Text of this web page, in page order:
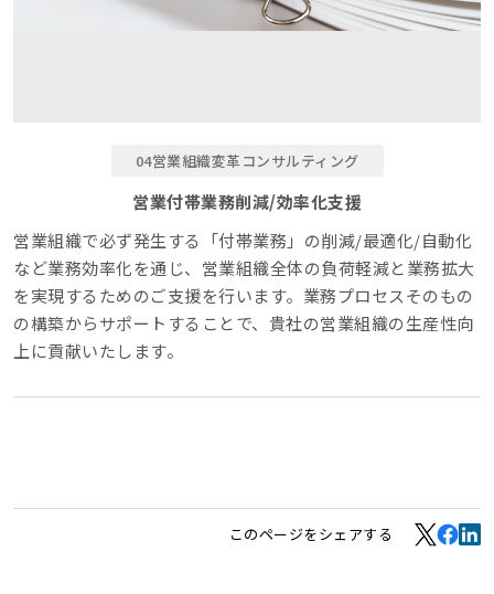
04営業組織変革コンサルティング
営業付帯業務削減/効率化支援
営業組織で必ず発生する「付帯業務」の削減/最適化/自動化
など業務効率化を通じ、営業組織全体の負荷軽減と業務拡大
を実現するためのご支援を行います。業務プロセスそのもの
の構築からサポートすることで、貴社の営業組織の生産性向
上に貢献いたします。
このページをシェアする